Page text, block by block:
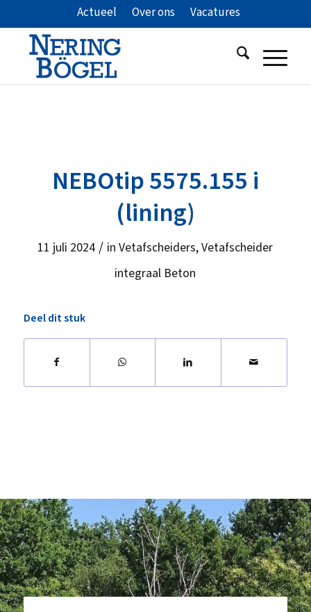
Actueel Over ons Vacatures
NEBOtip 5575.155 i
(lining)
11 juli 2024 / inVetafscheiders,Vetafscheider
integraal Beton
Deel dit stuk